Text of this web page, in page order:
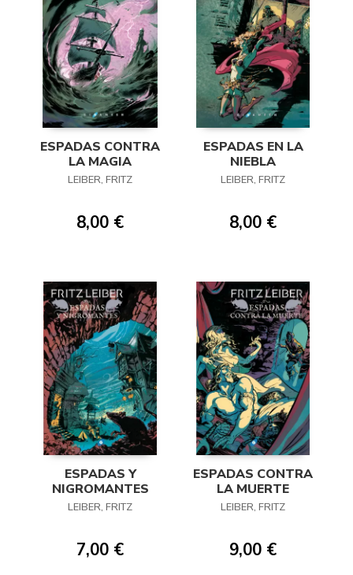
ESPADAS CONTRA
LA MAGIA
LEIBER, FRITZ
8,00 €
ESPADAS EN LA
NIEBLA
LEIBER, FRITZ
8,00 €
ESPADAS Y
NIGROMANTES
LEIBER, FRITZ
7,00 €
ESPADAS CONTRA
LA MUERTE
LEIBER, FRITZ
9,00 €